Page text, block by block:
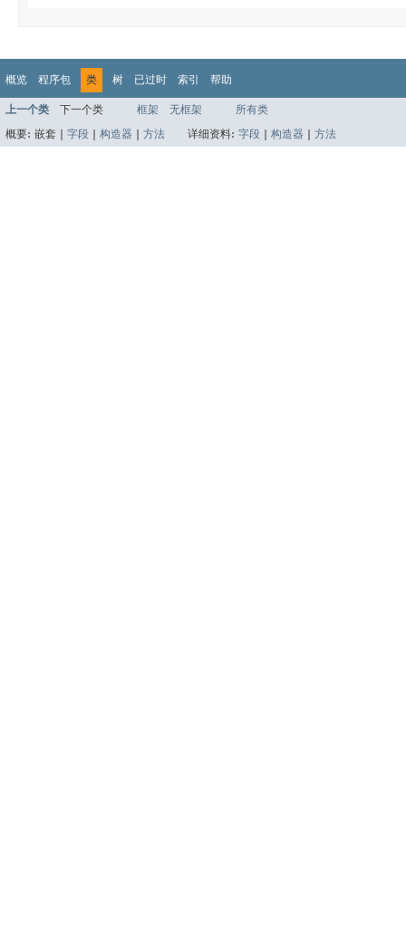
概览 程序包 类 树 已过时 索引 帮助
上一个类 下一个类 框架 无框架
所有类
概要: 嵌套 | 字段 构造器 方法 详细资料: 字段 构造器 方法